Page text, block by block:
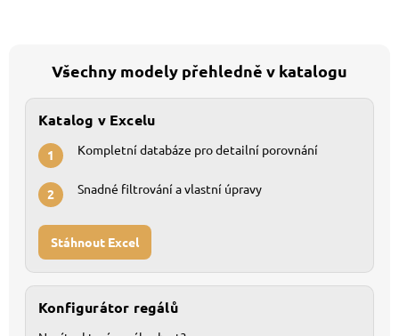
Všechny modely přehledně v katalogu
Katalog v Excelu
1 Kompletní databáze pro detailní porovnání
2 Snadné filtrování a vlastní úpravy
Stáhnout Excel
Konfigurátor regálů